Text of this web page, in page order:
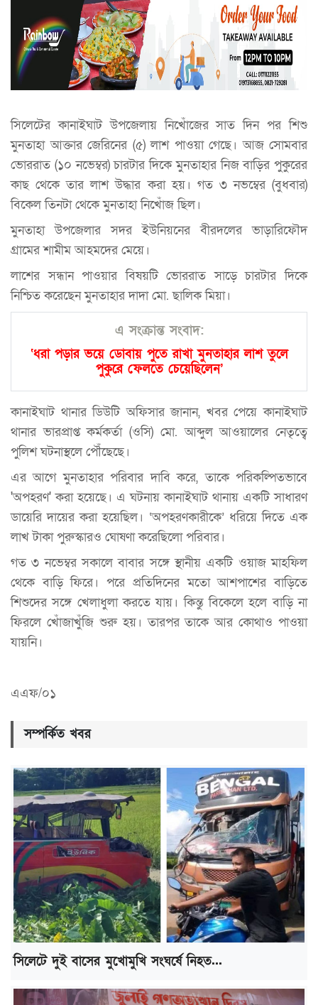
সিলেটের কানাইঘাট উপজেলায় নিখোঁজের সাত দিন পর শিশু
মুনতাহা আক্তার জেরিনের (৫) লাশ পাওয়া গেছে। আজ সোমবার
ভোররাত (১০ নভেম্বর) চারটার দিকে মুনতাহার নিজ বাড়ির পুকুরের
কাছ থেকে তার লাশ উদ্ধার করা হয়। গত ৩ নভম্বের (বুধবার)
বিকেল তিনটা থেকে মুনতাহা নিখোঁজ ছিল।
মুনতাহা উপজেলার সদর ইউনিয়নের বীরদলের ভাড়ারিফৌদ
গ্রামের শামীম আহমদের মেয়ে।
লাশের সন্ধান পাওয়ার বিষয়টি ভোররাত সাড়ে চারটার দিকে
নিশ্চিত করেছেন মুনতাহার দাদা মো. ছালিক মিয়া।
এ সংক্রান্ত সংবাদ:
‘ধরা পড়ার ভয়ে ডোবায় পুতে রাখা মুনতাহার লাশ তুলে
পুকুরে ফেলতে চেয়েছিলেন’
কানাইঘাট থানার ডিউটি অফিসার জানান, খবর পেয়ে কানাইঘাট
থানার ভারপ্রাপ্ত কর্মকর্তা (ওসি) মো. আব্দুল আওয়ালের নেতৃত্বে
পুলিশ ঘটনাস্থলে পৌঁছেছে।
এর আগে মুনতাহার পরিবার দাবি করে, তাকে পরিকল্পিতভাবে
'অপহরণ' করা হয়েছে। এ ঘটনায় কানাইঘাট থানায় একটি সাধারণ
ডায়েরি দায়ের করা হয়েছিল। ‘অপহরণকারীকে’ ধরিয়ে দিতে এক
লাখ টাকা পুরুস্কারও ঘোষণা করেছিলো পরিবার।
গত ৩ নভেম্বর সকালে বাবার সঙ্গে স্থানীয় একটি ওয়াজ মাহফিল
থেকে বাড়ি ফিরে। পরে প্রতিদিনের মতো আশপাশের বাড়িতে
শিশুদের সঙ্গে খেলাধুলা করতে যায়। কিন্তু বিকেলে হলে বাড়ি না
ফিরলে খোঁজাখুঁজি শুরু হয়। তারপর তাকে আর কোথাও পাওয়া
যায়নি।
এএফ/০১
সম্পর্কিত খবর
সিলেটে দুই বাসের মুখোমুখি সংঘর্ষে নিহত...